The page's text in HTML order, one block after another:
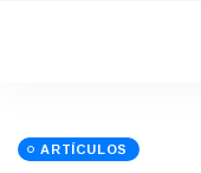
ARTÍCULOS